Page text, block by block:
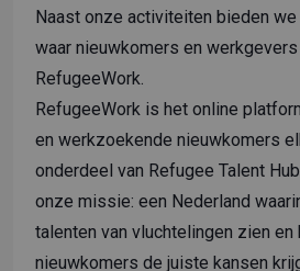
Naast onze activiteiten bieden
waar nieuwkomers en werkgevers
RefugeeWork.
RefugeeWork is het online
en werkzoekende nieuwkomers
onderdeel van Refugee Talent
onze missie: een Nederland
talenten van vluchtelingen zien en
nieuwkomers de juiste kansen